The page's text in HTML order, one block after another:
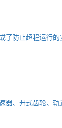
了防止超程运行
器、开式齿轮、